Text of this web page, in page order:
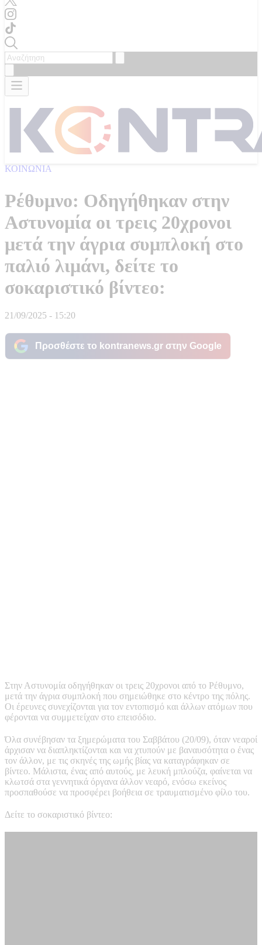
ΚΟΙΝΩΝΙΑ
Ρέθυμνο: Οδηγήθηκαν στην
Αστυνομία οι τρεις 20χρονοι
μετά την άγρια συμπλοκή στο
παλιό λιμάνι, δείτε το
σοκαριστικό βίντεο:
21/09/2025 - 15:20
Προσθέστε το kontranews.gr στην Google
Στην Αστυνομία οδηγήθηκαν οι τρεις 20χρονοι από το Ρέθυμνο,
μετά την άγρια συμπλοκή που σημειώθηκε στο κέντρο της πόλης.
Οι έρευνες συνεχίζονται για τον εντοπισμό και άλλων ατόμων που
φέρονται να συμμετείχαν στο επεισόδιο.
Όλα συνέβησαν τα ξημερώματα του Σαββάτου (20/09), όταν νεαροί
άρχισαν να διαπληκτίζονται και να χτυπούν με βαναυσότητα ο ένας
τον άλλον, με τις σκηνές της ωμής βίας να καταγράφηκαν σε
βίντεο. Μάλιστα, ένας από αυτούς, με λευκή μπλούζα, φαίνεται να
κλωτσά στα γεννητικά όργανα άλλον νεαρό, ενόσω εκείνος
προσπαθούσε να προσφέρει βοήθεια σε τραυματισμένο φίλο του.
Δείτε το σοκαριστικό βίντεο: